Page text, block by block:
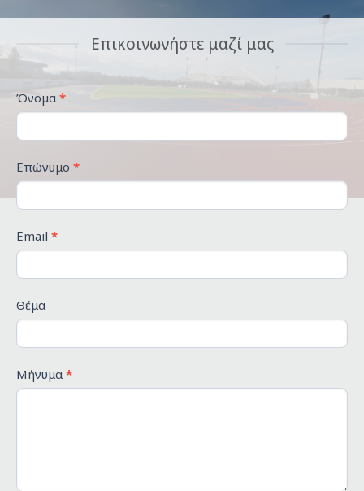
Επικοινωνήστε μαζί μας
ΕΠΙΚΟΙΝΩΝΉΣΤΕ
ΜΑΖΊ
ΜΑΣ
Όνομα *
Επώνυμο *
Email *
Θέμα
Μήνυμα *